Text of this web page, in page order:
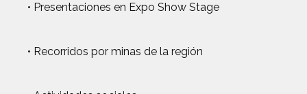
• Presentaciones en Expo Show Stage
• Recorridos por minas de la región